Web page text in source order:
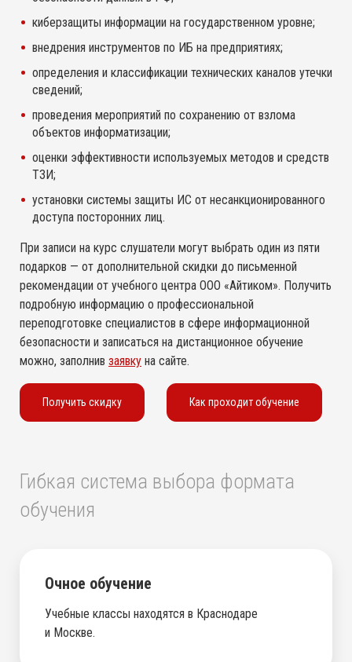
киберзащиты информации на государственном уровне;
внедрения инструментов по ИБ на предприятиях;
определения и классификации технических каналов утечки
сведений;
проведения мероприятий по сохранению от взлома
объектов информатизации;
оценки эффективности используемых методов и средств
ТЗИ;
установки системы защиты ИС от несанкционированного
доступа посторонних лиц.
При записи на курс слушатели могут выбрать один из пяти
подарков — от дополнительной скидки до письменной
рекомендации от учебного центра ООО «Айтиком». Получить
подробную информацию о профессиональной
переподготовке специалистов в сфере информационной
безопасности и записаться на дистанционное обучение
можно, заполнив заявку на сайте.
Получить скидку Как проходит обучение
Гибкая система выбора формата
обучения
Очное обучение
Учебные классы находятся в Краснодаре
и Москве.